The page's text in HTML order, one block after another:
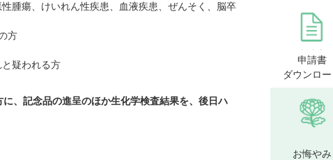
腫瘍、けいれん性疾患、血液疾患、ぜんそく、脳卒
方
疑われる方
、記念品の進呈のほか生化学検査結果を、後日ハ
申請書
ダウンロー
お悔やみ